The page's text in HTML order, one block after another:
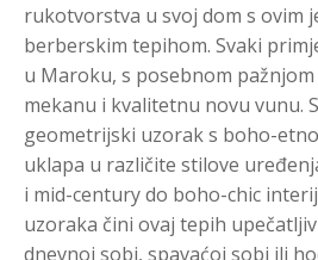
rukotvorstva u svoj dom s ovim
berberskim tepihom. Svaki
u Maroku, s posebnom
mekanu i kvalitetnu novu vunu.
geometrijski uzorak s boho-
uklapa u različite stilove
i mid-century do boho-chic
uzoraka čini ovaj tepih
dnevnoj sobi, spavaćoj sobi ili